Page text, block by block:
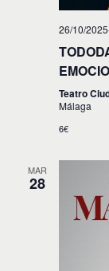
26/10/
Teatro
Málaga
6€
MAR
28